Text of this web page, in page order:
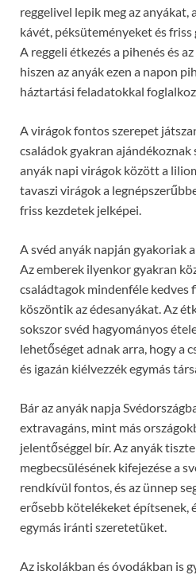
reggelivel lepik meg az anyákat,
kávét, péksüteményeket és
A reggeli étkezés a pihenés és
hiszen az anyák ezen a napon
háztartási feladatokkal
A virágok fontos szerepet
családok gyakran
anyák napi virágok között a
tavaszi virágok a
friss kezdetek jelképei.
A svéd anyák napján gyakoriak
Az emberek ilyenkor gyakran
családtagok mindenféle kedves
köszöntik az édesanyákat. Az
sokszor svéd hagyományos
lehetőséget adnak arra, hogy a
és igazán kiélvezzék egymás
Bár az anyák napja
extravagáns, mint más
jelentőséggel bír. Az anyák
megbecsülésének kifejezése a
rendkívül fontos, és az ünnep
erősebb kötelékeket építsenek,
egymás iránti szeretetüket.
Az iskolákban és óvodákban is